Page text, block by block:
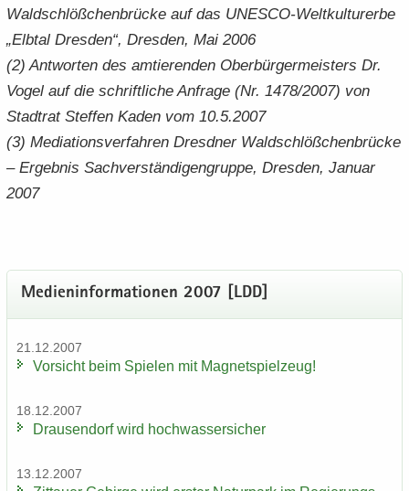
Wald­schlöß­chen­brü­cke auf das UNESCO-​Weltkulturerbe
„Elb­tal Dres­den“, Dres­den, Mai 2006
(2) Ant­wor­ten des am­tie­ren­den Ober­bür­ger­meis­ters Dr.
Vogel auf die schrift­li­che An­fra­ge (Nr. 1478/2007) von
Stadt­rat Stef­fen Kaden vom 10.5.2007
(3) Me­dia­ti­ons­ver­fah­ren Dresd­ner Wald­schlöß­chen­brü­cke
– Er­geb­nis Sach­ver­stän­di­gen­grup­pe, Dres­den, Ja­nu­ar
2007
Me­di­en­in­for­ma­tio­nen 2007 [LDD]
21.12.2007
Vor­sicht beim Spie­len mit Ma­gnet­spiel­zeug!
18.12.2007
Drau­sen­dorf wird hoch­was­ser­si­cher
13.12.2007